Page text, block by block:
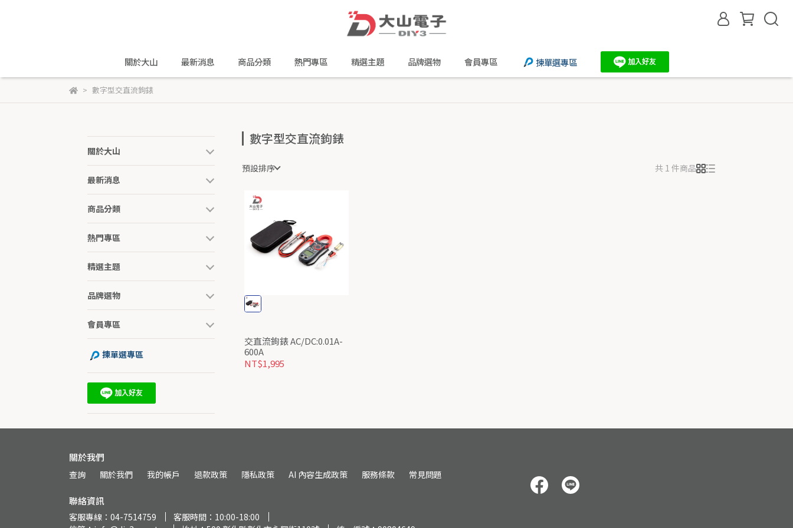
關於大山 最新消息 商品分類 熱門專區 精選主題 品牌選物 會員專區 揀單選專區
數字型交直流鉤錶
關於大山
最新消息
商品分類
熱門專區
精選主題
品牌選物
會員專區
揀單選專區
數字型交直流鉤錶
預設排序 共 1 件商品
交直流鉤錶 AC/DC:0.01A-
600A
NT$1,995
關於我們
查詢 關於我們 我的帳戶 退款政策 隱私政策 AI 內容生成政策 服務條款 常見問題
聯絡資訊
客服專線：04-7514759
客服時間：10:00-18:00